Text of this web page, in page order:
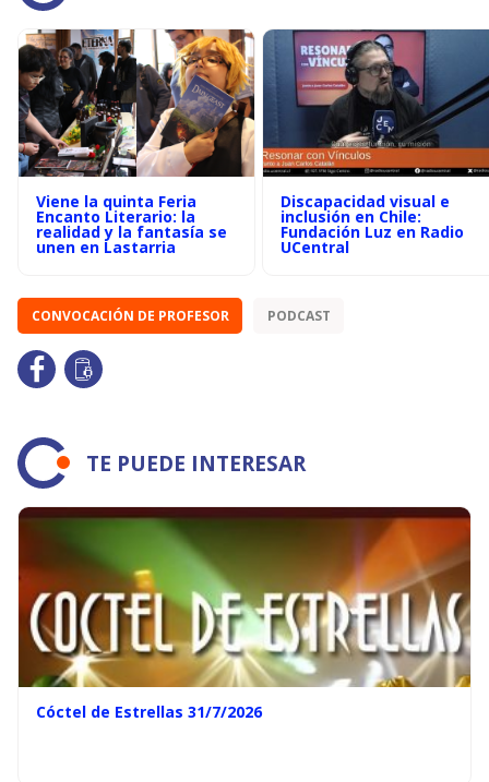
Viene la quinta Feria
Encanto Literario: la
realidad y la fantasía se
unen en Lastarria
Discapacidad visual e
inclusión en Chile:
Fundación Luz en Radio
UCentral
CONVOCACIÓN DE PROFESOR PODCAST
TE PUEDE INTERESAR
Cóctel de Estrellas 31/7/2026